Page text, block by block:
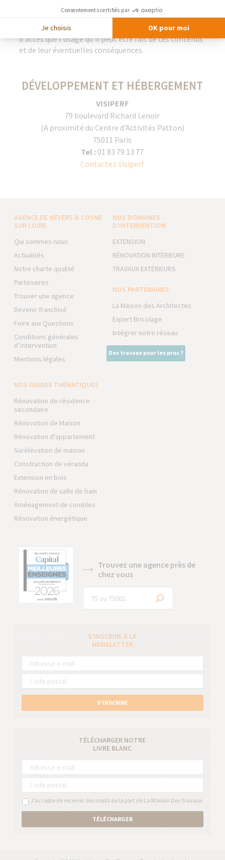
communiqués à titre indicatif et ne sauraient engager
la responsabilité de la Société France Bati Courtage,
tant en ce qui concerne les contenus et les conditions
d'accès que l'usage qu'il peut être fait de ces contenus
et de leur éventuelles conséquences.
DÉVELOPPEMENT ET HÉBERGEMENT
VISIPERF
79 boulevard Richard Lenoir
(A proximité du Centre d'Activités Patton)
75011 Paris
Tel : 01 83 79 13 77
Contactez Visiperf
AGENCE DE NEVERS & COSNE
SUR LOIRE
Qui sommes-nous
Actualités
Notre charte qualité
Partenaires
Trouver une agence
Devenir franchisé
Foire aux Questions
Conditions générales
d’intervention
Mentions légales
NOS DOMAINES
D’INTERVENTION
EXTENSION
RÉNOVATION INTÉRIEURE
TRAVAUX EXTÉRIEURS
NOS PARTENAIRES
La Maison des Architectes
Expert Bricolage
Intégrer notre réseau
Des travaux pour les pros ?
NOS GUIDES THÉMATIQUES
Rénovation de résidence
secondaire
Rénovation de Maison
Rénovation d'appartement
Surélévation de maison
Construction de véranda
Extension en bois
Rénovation de salle de bain
Aménagement de combles
Rénovation énergétique
Trouvez une agence près de
chez vous
S’INSCRIRE À LA
NEWSLETTER
S’INSCRIRE
TÉLÉCHARGER NOTRE
LIVRE BLANC
J’accepte de recevoir des mails de la part de La Maison Des Travaux
TÉLÉCHARGER
Consentements certifiés par
Je choisis OK pour moi